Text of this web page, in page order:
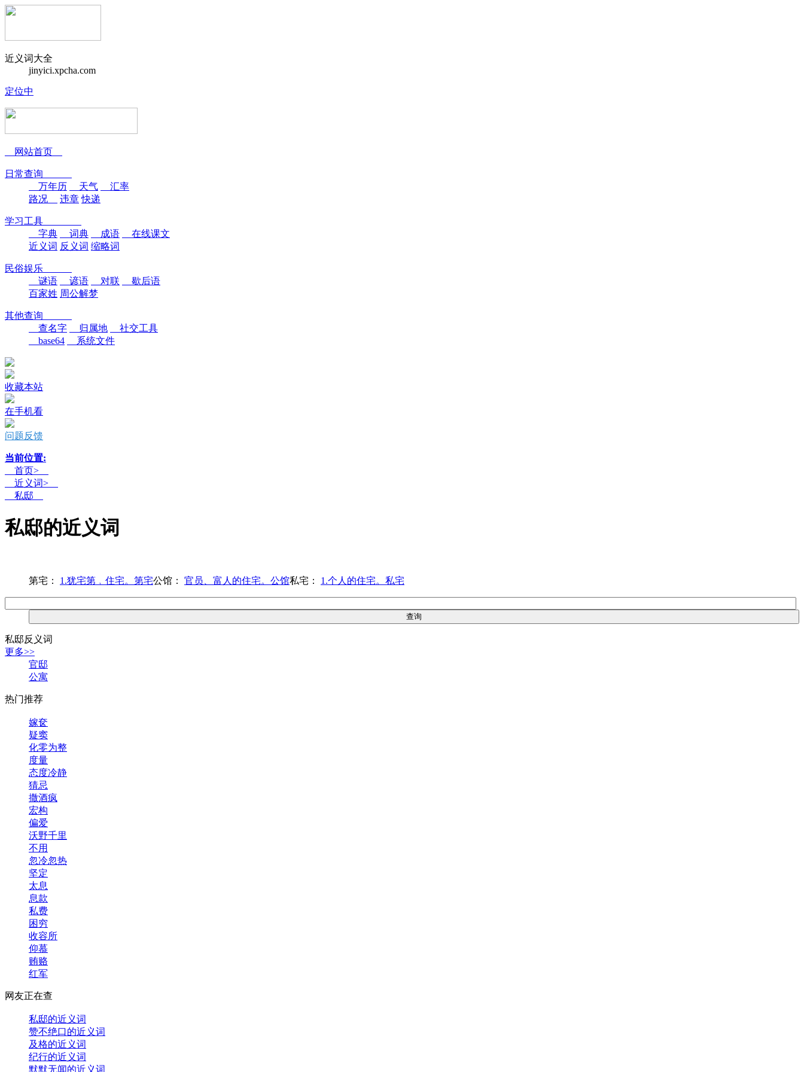
近义词大全
jinyici.xpcha.com
定位中
网站首页
日常查询
万年历
天气
汇率
路况
违章 快递
学习工具
字典
词典 成语
在线课文
近义词 反义词 缩略词
民俗娱乐
谜语
谚语 对联
歇后语
百家姓 周公解梦
其他查询
查名字
归属地
社交工具
base64
系统文件
收藏本站
在手机看
问题反馈
当前位置:
首页>
近义词>
私邸
私邸的近义词
第宅： 1.犹宅第﹐住宅。第宅公馆： 官员、富人的住宅。公馆私宅： 1.个人的住宅。私宅
私邸反义词
更多>>
官邸
公寓
热门推荐
嫁奁
疑窦
化零为整
度量
态度冷静
猜忌
撒酒疯
宏构
偏爱
沃野千里
不用
忽冷忽热
坚定
太息
息款
私费
困穷
收容所
仰慕
贿赂
红军
网友正在查
私邸的近义词
赞不绝口的近义词
及格的近义词
纪行的近义词
默默无闻的近义词